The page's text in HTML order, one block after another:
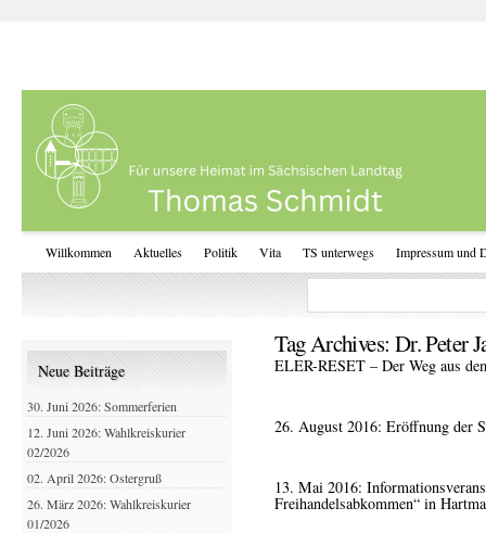
Willkommen Aktuelles Politik Vita TS unterwegs Impressum und
Tag Archives: Dr. Peter
ELER-RESET – Der Weg aus
26. August 2016: Eröffnung der
13. Mai 2016:
Freihandelsabkommen“ in
Neue Beiträge
30. Juni 2026: Sommerferien
12. Juni 2026: Wahlkreiskurier
02/2026
02. April 2026: Ostergruß
26. März 2026: Wahlkreiskurier
01/2026